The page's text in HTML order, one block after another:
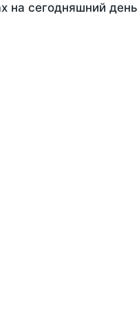
на сегодняшний